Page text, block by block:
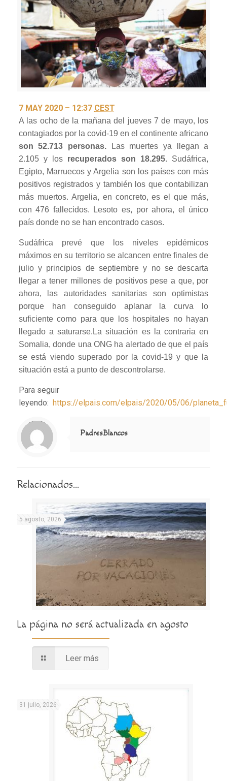
7 MAY 2020 – 12:37 CEST
A las ocho de la mañana del jueves 7 de mayo, los
contagiados por la covid-19 en el continente africano
son 52.713 personas. Las muertes ya llegan a
2.105 y losrecuperados son 18.295. Sudáfrica,
Egipto, Marruecos y Argelia son los países con más
positivos registrados y también los que contabilizan
más muertos. Argelia, en concreto, es el que más,
con 476 fallecidos. Lesoto es, por ahora, el único
país donde no se han encontrado casos.
Sudáfrica prevé que los niveles epidémicos
máximos en su territorio se alcancen entre finales de
julio y principios de septiembre y no se descarta
llegar a tener millones de positivos pese a que, por
ahora, las autoridades sanitarias son optimistas
porque han conseguido aplanar la curva lo
suficiente como para que los hospitales no hayan
llegado a saturarse.La situación es la contraria en
Somalia, donde una ONG ha alertado de que el país
se está viendo superado por la covid-19 y que la
situación está a punto de descontrolarse.
Para seguir
leyendo: https://elpais.com/elpais/2020/05/06/
Notice
: Trying to access array offset on value of type null in
/home/misioner/public_html/padresblancos/themes/betheme/includes/content-single.php
on line
286
PadresBlancos
Relacionados...
5 agosto, 2026
La página no será actualizada en agosto
Leer más
31 julio, 2026